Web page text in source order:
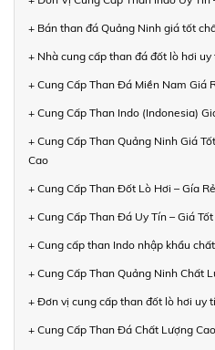
+ Bán than đá Quảng Ninh giá tốt
+ Nhà cung cấp than đá đốt lò hơi
+ Cung Cấp Than Đá Miền Nam Giá
+ Cung Cấp Than Indo (Indonesia)
+ Cung Cấp Than Quảng Ninh Giá
Cao
+ Cung Cấp Than Đốt Lò Hơi – Gía
+ Cung Cấp Than Đá Uy Tín – Giá
+ Cung cấp than Indo nhập khẩu
+ Cung Cấp Than Quảng Ninh Chất
+ Đơn vị cung cấp than đốt lò hơi uy
+ Cung Cấp Than Đá Chất Lượng